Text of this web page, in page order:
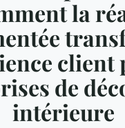
la
client
de
intérieure